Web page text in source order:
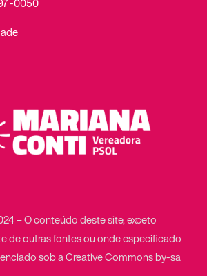
– O conteúdo deste site, exceto
de outras fontes ou onde especificado
sob aCreative Commons by-sa